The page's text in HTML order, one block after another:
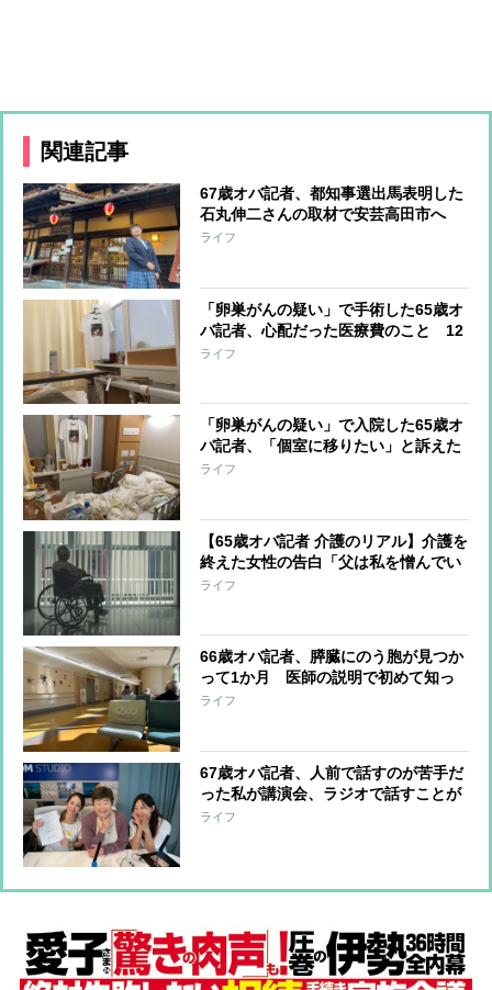
関連記事
67歳オバ記者、都知事選出馬表明した
石丸伸二さんの取材で安芸高田市へ
会いたかった理由と「67歳にはきつか
ライフ
「卵巣がんの疑い」で手術した65歳オ
バ記者、心配だった医療費のこと 12
日間の入院で負担額は？
ライフ
「卵巣がんの疑い」で入院した65歳オ
バ記者、「個室に移りたい」と訴えた
時に看護師がピシャリと言った言葉
ライフ
【65歳オバ記者 介護のリアル】介護を
終えた女性の告白「父は私を憎んでい
た」 父娘の関係はなぜ“崩壊”したの
ライフ
66歳オバ記者、膵臓にのう胞が見つか
って1か月 医師の説明で初めて知っ
た「意外な真相」
ライフ
67歳オバ記者、人前で話すのが苦手だ
った私が講演会、ラジオで話すことが
「楽しい」と思えるようになったワケ
ライフ